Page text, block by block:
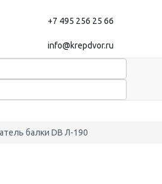
+7 495 256 25 66
info@krepdvor.ru
балки DB Л-190